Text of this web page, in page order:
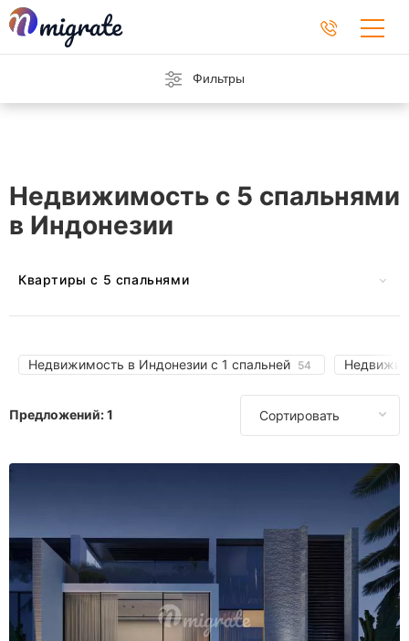
Фильтры
Недвижимость с 5 спальнями
в Индонезии
Квартиры с 5 спальнями
В Черногории На Кипре
В Германии
В Гонконге
В Италии В Португалии
В Испании В Швейцарии
В Таиланде В Турции
В ОАЭ В Великобритании
Недвижимость в Индонезии с 1 спальней 54
Предложений:1 Сортировать